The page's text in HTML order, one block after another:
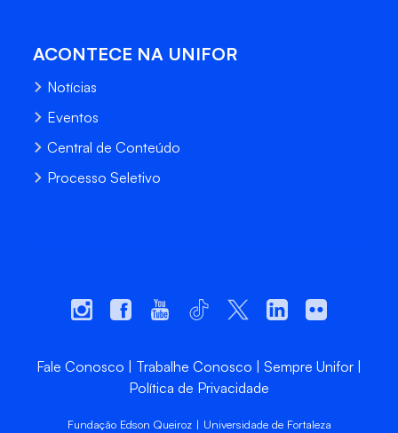
ACONTECE NA UNIFOR
Notícias
Eventos
Central de Conteúdo
Processo Seletivo
Fale Conosco Trabalhe Conosco
Sempre Unifor
Política de Privacidade
Fundação Edson Queiroz | Universidade de Fortaleza